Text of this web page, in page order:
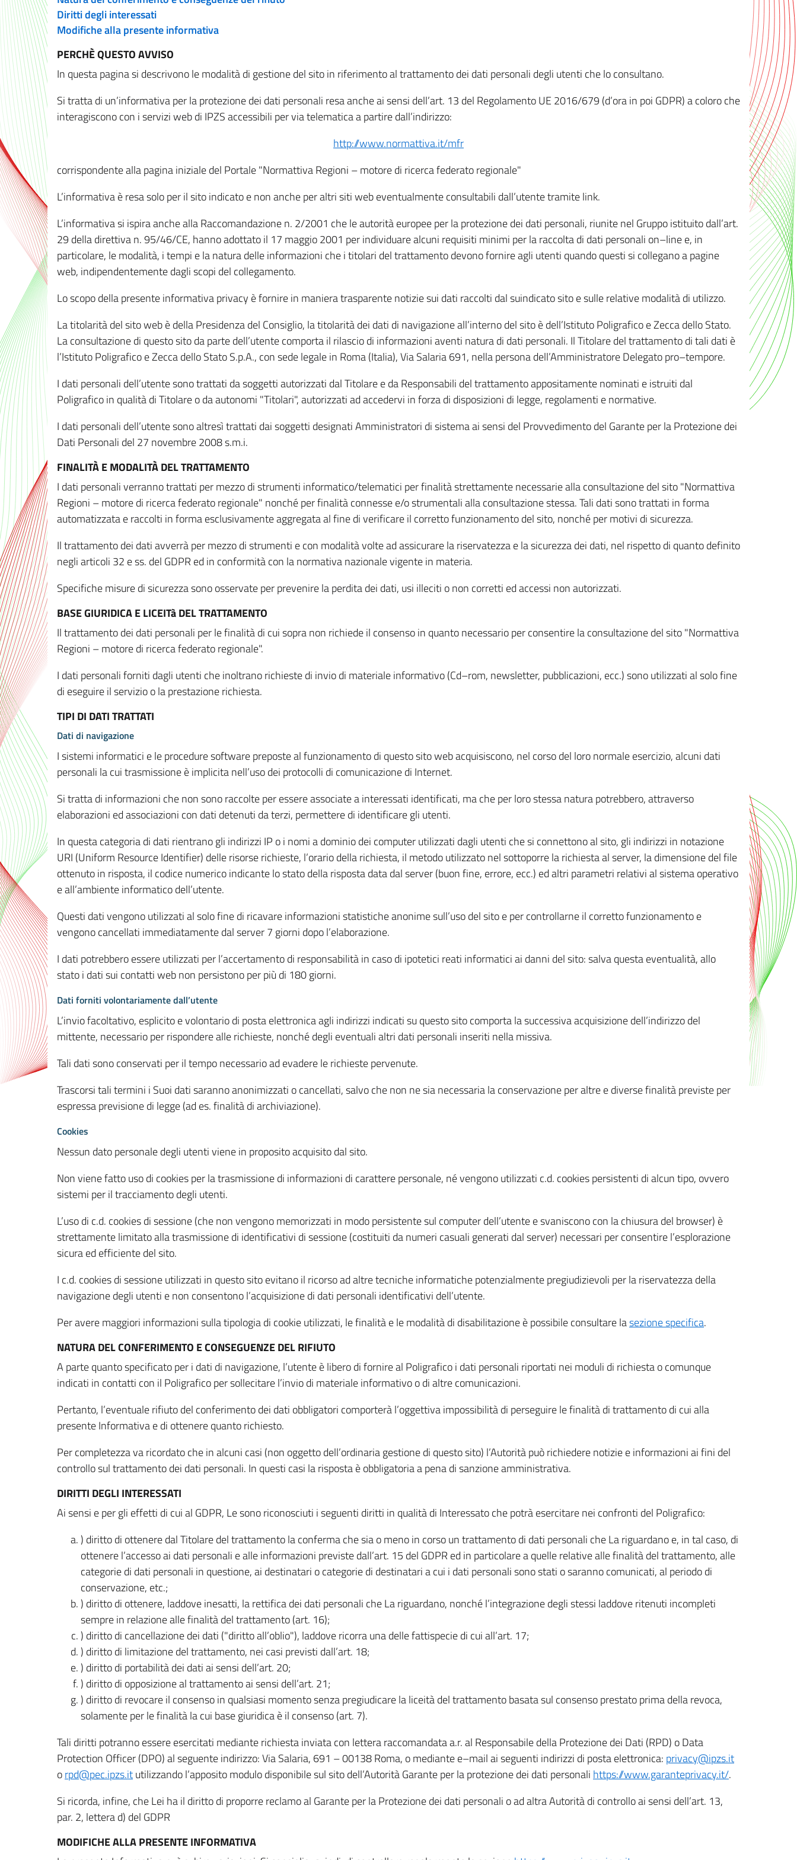
Diritti degli interessati
Modifiche alla presente informativa
PERCHÈ QUESTO AVVISO
In questa pagina si descrivono le modalità di gestione del sito in riferimento al trattamento dei dati personali degli utenti che lo consultano.
Si tratta di un’informativa per la protezione dei dati personali resa anche ai sensi dell’art. 13 del Regolamento UE 2016/679 (d’ora in poi GDPR) a coloro che
interagiscono con i servizi web di IPZS accessibili per via telematica a partire dall’indirizzo:
http://www.normattiva.it/mfr
corrispondente alla pagina iniziale del Portale "Normattiva Regioni – motore di ricerca federato regionale"
L’informativa è resa solo per il sito indicato e non anche per altri siti web eventualmente consultabili dall’utente tramite link.
L’informativa si ispira anche alla Raccomandazione n. 2/2001 che le autorità europee per la protezione dei dati personali, riunite nel Gruppo istituito dall’art.
29 della direttiva n. 95/46/CE, hanno adottato il 17 maggio 2001 per individuare alcuni requisiti minimi per la raccolta di dati personali on–line e, in
particolare, le modalità, i tempi e la natura delle informazioni che i titolari del trattamento devono fornire agli utenti quando questi si collegano a pagine
web, indipendentemente dagli scopi del collegamento.
Lo scopo della presente informativa privacy è fornire in maniera trasparente notizie sui dati raccolti dal suindicato sito e sulle relative modalità di utilizzo.
La titolarità del sito web è della Presidenza del Consiglio, la titolarità dei dati di navigazione all’interno del sito è dell’Istituto Poligrafico e Zecca dello Stato.
La consultazione di questo sito da parte dell’utente comporta il rilascio di informazioni aventi natura di dati personali. Il Titolare del trattamento di tali dati è
l’Istituto Poligrafico e Zecca dello Stato S.p.A., con sede legale in Roma (Italia), Via Salaria 691, nella persona dell’Amministratore Delegato pro–tempore.
I dati personali dell’utente sono trattati da soggetti autorizzati dal Titolare e da Responsabili del trattamento appositamente nominati e istruiti dal
Poligrafico in qualità di Titolare o da autonomi "Titolari", autorizzati ad accedervi in forza di disposizioni di legge, regolamenti e normative.
I dati personali dell’utente sono altresì trattati dai soggetti designati Amministratori di sistema ai sensi del Provvedimento del Garante per la Protezione dei
Dati Personali del 27 novembre 2008 s.m.i.
FINALITÀ E MODALITÀ DEL TRATTAMENTO
I dati personali verranno trattati per mezzo di strumenti informatico/telematici per finalità strettamente necessarie alla consultazione del sito "Normattiva
Regioni – motore di ricerca federato regionale" nonché per finalità connesse e/o strumentali alla consultazione stessa. Tali dati sono trattati in forma
automatizzata e raccolti in forma esclusivamente aggregata al fine di verificare il corretto funzionamento del sito, nonché per motivi di sicurezza.
Il trattamento dei dati avverrà per mezzo di strumenti e con modalità volte ad assicurare la riservatezza e la sicurezza dei dati, nel rispetto di quanto definito
negli articoli 32 e ss. del GDPR ed in conformità con la normativa nazionale vigente in materia.
Specifiche misure di sicurezza sono osservate per prevenire la perdita dei dati, usi illeciti o non corretti ed accessi non autorizzati.
BASE GIURIDICA E LICEITà DEL TRATTAMENTO
Il trattamento dei dati personali per le finalità di cui sopra non richiede il consenso in quanto necessario per consentire la consultazione del sito "Normattiva
Regioni – motore di ricerca federato regionale".
I dati personali forniti dagli utenti che inoltrano richieste di invio di materiale informativo (Cd–rom, newsletter, pubblicazioni, ecc.) sono utilizzati al solo fine
di eseguire il servizio o la prestazione richiesta.
TIPI DI DATI TRATTATI
Dati di navigazione
I sistemi informatici e le procedure software preposte al funzionamento di questo sito web acquisiscono, nel corso del loro normale esercizio, alcuni dati
personali la cui trasmissione è implicita nell’uso dei protocolli di comunicazione di Internet.
Si tratta di informazioni che non sono raccolte per essere associate a interessati identificati, ma che per loro stessa natura potrebbero, attraverso
elaborazioni ed associazioni con dati detenuti da terzi, permettere di identificare gli utenti.
In questa categoria di dati rientrano gli indirizzi IP o i nomi a dominio dei computer utilizzati dagli utenti che si connettono al sito, gli indirizzi in notazione
URI (Uniform Resource Identifier) delle risorse richieste, l’orario della richiesta, il metodo utilizzato nel sottoporre la richiesta al server, la dimensione del file
ottenuto in risposta, il codice numerico indicante lo stato della risposta data dal server (buon fine, errore, ecc.) ed altri parametri relativi al sistema operativo
e all’ambiente informatico dell’utente.
Questi dati vengono utilizzati al solo fine di ricavare informazioni statistiche anonime sull’uso del sito e per controllarne il corretto funzionamento e
vengono cancellati immediatamente dal server 7 giorni dopo l’elaborazione.
I dati potrebbero essere utilizzati per l’accertamento di responsabilità in caso di ipotetici reati informatici ai danni del sito: salva questa eventualità, allo
stato i dati sui contatti web non persistono per più di 180 giorni.
Dati forniti volontariamente dall’utente
L’invio facoltativo, esplicito e volontario di posta elettronica agli indirizzi indicati su questo sito comporta la successiva acquisizione dell’indirizzo del
mittente, necessario per rispondere alle richieste, nonché degli eventuali altri dati personali inseriti nella missiva.
Tali dati sono conservati per il tempo necessario ad evadere le richieste pervenute.
Trascorsi tali termini i Suoi dati saranno anonimizzati o cancellati, salvo che non ne sia necessaria la conservazione per altre e diverse finalità previste per
espressa previsione di legge (ad es. finalità di archiviazione).
Cookies
Nessun dato personale degli utenti viene in proposito acquisito dal sito.
Non viene fatto uso di cookies per la trasmissione di informazioni di carattere personale, né vengono utilizzati c.d. cookies persistenti di alcun tipo, ovvero
sistemi per il tracciamento degli utenti.
L’uso di c.d. cookies di sessione (che non vengono memorizzati in modo persistente sul computer dell’utente e svaniscono con la chiusura del browser) è
strettamente limitato alla trasmissione di identificativi di sessione (costituiti da numeri casuali generati dal server) necessari per consentire l’esplorazione
sicura ed efficiente del sito.
I c.d. cookies di sessione utilizzati in questo sito evitano il ricorso ad altre tecniche informatiche potenzialmente pregiudizievoli per la riservatezza della
navigazione degli utenti e non consentono l’acquisizione di dati personali identificativi dell’utente.
Per avere maggiori informazioni sulla tipologia di cookie utilizzati, le finalità e le modalità di disabilitazione è possibile consultare lasezione specifica.
NATURA DEL CONFERIMENTO E CONSEGUENZE DEL RIFIUTO
A parte quanto specificato per i dati di navigazione, l’utente è libero di fornire al Poligrafico i dati personali riportati nei moduli di richiesta o comunque
indicati in contatti con il Poligrafico per sollecitare l’invio di materiale informativo o di altre comunicazioni.
Pertanto, l’eventuale rifiuto del conferimento dei dati obbligatori comporterà l’oggettiva impossibilità di perseguire le finalità di trattamento di cui alla
presente Informativa e di ottenere quanto richiesto.
Per completezza va ricordato che in alcuni casi (non oggetto dell’ordinaria gestione di questo sito) l’Autorità può richiedere notizie e informazioni ai fini del
controllo sul trattamento dei dati personali. In questi casi la risposta è obbligatoria a pena di sanzione amministrativa.
DIRITTI DEGLI INTERESSATI
Ai sensi e per gli effetti di cui al GDPR, Le sono riconosciuti i seguenti diritti in qualità di Interessato che potrà esercitare nei confronti del Poligrafico:
) diritto di ottenere dal Titolare del trattamento la conferma che sia o meno in corso un trattamento di dati personali che La riguardano e, in tal caso, di
ottenere l’accesso ai dati personali e alle informazioni previste dall’art. 15 del GDPR ed in particolare a quelle relative alle finalità del trattamento, alle
categorie di dati personali in questione, ai destinatari o categorie di destinatari a cui i dati personali sono stati o saranno comunicati, al periodo di
conservazione, etc.;
) diritto di ottenere, laddove inesatti, la rettifica dei dati personali che La riguardano, nonché l’integrazione degli stessi laddove ritenuti incompleti
sempre in relazione alle finalità del trattamento (art. 16);
) diritto di cancellazione dei dati ("diritto all’oblio"), laddove ricorra una delle fattispecie di cui all’art. 17;
) diritto di limitazione del trattamento, nei casi previsti dall’art. 18;
) diritto di portabilità dei dati ai sensi dell’art. 20;
) diritto di opposizione al trattamento ai sensi dell’art. 21;
) diritto di revocare il consenso in qualsiasi momento senza pregiudicare la liceità del trattamento basata sul consenso prestato prima della revoca,
solamente per le finalità la cui base giuridica è il consenso (art. 7).
Tali diritti potranno essere esercitati mediante richiesta inviata con lettera raccomandata a.r. al Responsabile della Protezione dei Dati (RPD) o Data
Protection Officer (DPO) al seguente indirizzo: Via Salaria, 691 – 00138 Roma, o mediante e–mail ai seguenti indirizzi di posta elettronica: privacy@ipzs.it
orpd@pec.ipzs.itutilizzando l’apposito modulo disponibile sul sito dell’Autorità Garante per la protezione dei dati personali https://www.garanteprivacy.it/.
Si ricorda, infine, che Lei ha il diritto di proporre reclamo al Garante per la Protezione dei dati personali o ad altra Autorità di controllo ai sensi dell’art. 13,
par. 2, lettera d) del GDPR
MODIFICHE ALLA PRESENTE INFORMATIVA